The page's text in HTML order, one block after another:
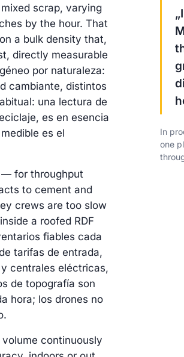
scrap, varying
by the hour. That
a bulk density that,
directly measurable
por naturaleza:
cambiante, distintos
una lectura de
es en esencia
es el
— for throughput
to cement and
crews are too slow
a roofed RDF
fiables cada
tarifas de entrada,
centrales eléctricas,
de topografía son
hora; los drones no
continuously
In
one